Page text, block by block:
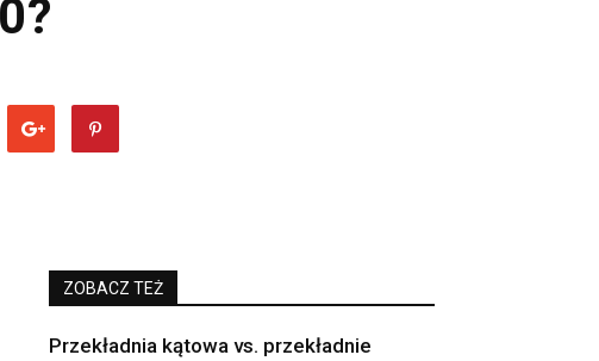
ZOBACZ TEŻ
Przekładnia kątowa vs. przekładnie